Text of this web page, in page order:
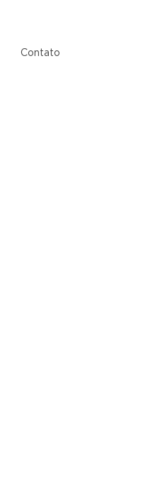
Contato